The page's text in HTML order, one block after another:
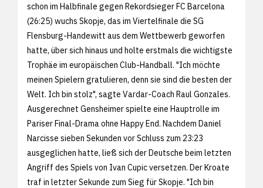
schon im Halbfinale gegen Rekordsieger FC Barcelona
(26:25) wuchs Skopje, das im Viertelfinale die SG
Flensburg-Handewitt aus dem Wettbewerb geworfen
hatte, über sich hinaus und holte erstmals die wichtigste
Trophäe im europäischen Club-Handball. "Ich möchte
meinen Spielern gratulieren, denn sie sind die besten der
Welt. Ich bin stolz", sagte Vardar-Coach Raul Gonzales.
Ausgerechnet Gensheimer spielte eine Hauptrolle im
Pariser Final-Drama ohne Happy End. Nachdem Daniel
Narcisse sieben Sekunden vor Schluss zum 23:23
ausgeglichen hatte, ließ sich der Deutsche beim letzten
Angriff des Spiels von Ivan Cupic versetzen. Der Kroate
traf in letzter Sekunde zum Sieg für Skopje. "Ich bin